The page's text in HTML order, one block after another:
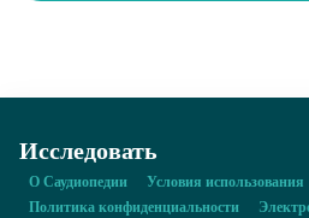
Исследовать
О Саудиопедии
Условия использования
Политика конфиденциальности